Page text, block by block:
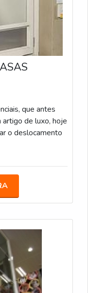
que antes
de luxo, hoje
o deslocamento